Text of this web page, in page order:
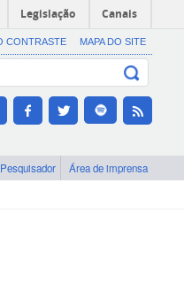
Legislação Canais
CONTRASTE MAPA DO SITE
Área de imprensa